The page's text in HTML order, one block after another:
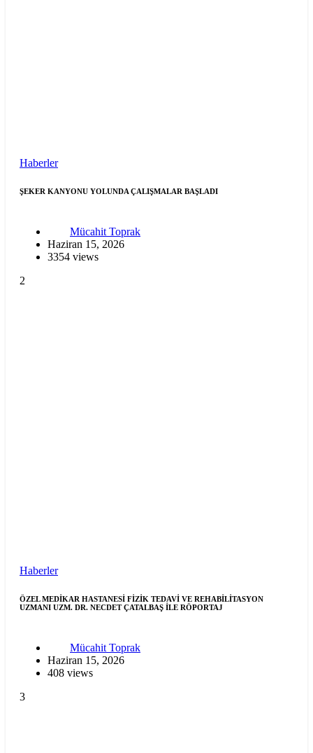
Haberler
ŞEKER KANYONU YOLUNDA ÇALIŞMALAR BAŞLADI
Mücahit Toprak
Haziran 15, 2026
3354 views
2
Haberler
ÖZEL MEDİKAR HASTANESİ FİZİK TEDAVİ VE REHABİLİTASYON
UZMANI UZM. DR. NECDET ÇATALBAŞ İLE RÖPORTAJ
Mücahit Toprak
Haziran 15, 2026
408 views
3